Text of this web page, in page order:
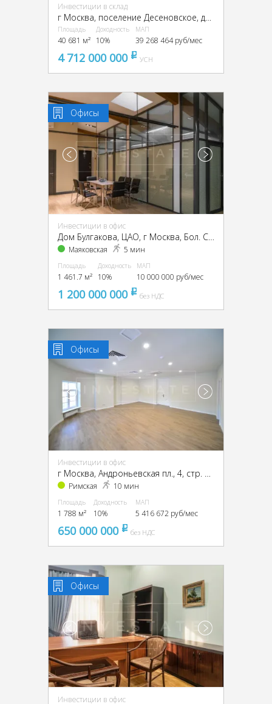
Инвестиции в склад
Площадь
40 681 м²
Доходность
10%
МАП
39 268 464 руб/мес
4 712 000 000 pуб
УСН
Офисы
Инвестиции в офис
Дом Булгакова, ЦАО, г Москва, Бол. Садовая ул., 10
Маяковская 5 мин
Площадь
1 461.7 м²
Доходность
10%
МАП
10 000 000 руб/мес
1 200 000 000 pуббез НДС
Офисы
Инвестиции в офис
г Москва, Андроньевская пл., 4, стр. 1, 2, 3, ЦАО, г Москва, Андроньевская пл., 4, стр. 1
Римская 10 мин
Площадь
1 788 м²
Доходность
10%
МАП
5 416 672 руб/мес
650 000 000 pуббез НДС
Офисы
Инвестиции в офис